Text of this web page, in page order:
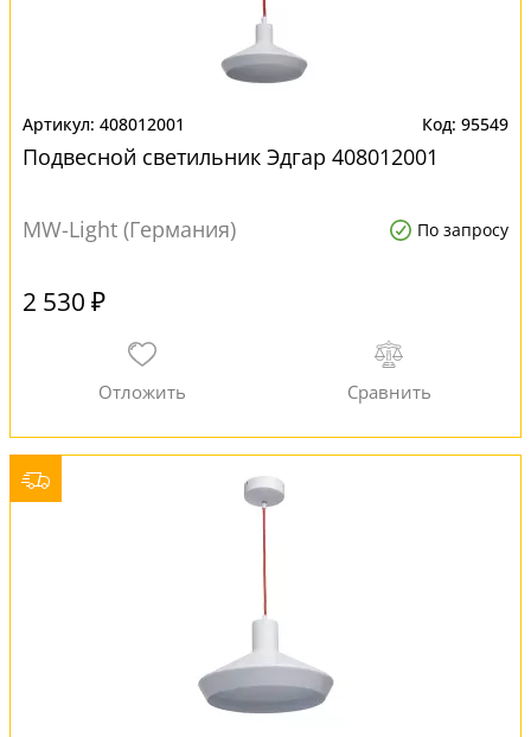
408012001 95549
Подвесной светильник Эдгар 408012001
MW-Light (Германия) По запросу
2 530 ₽